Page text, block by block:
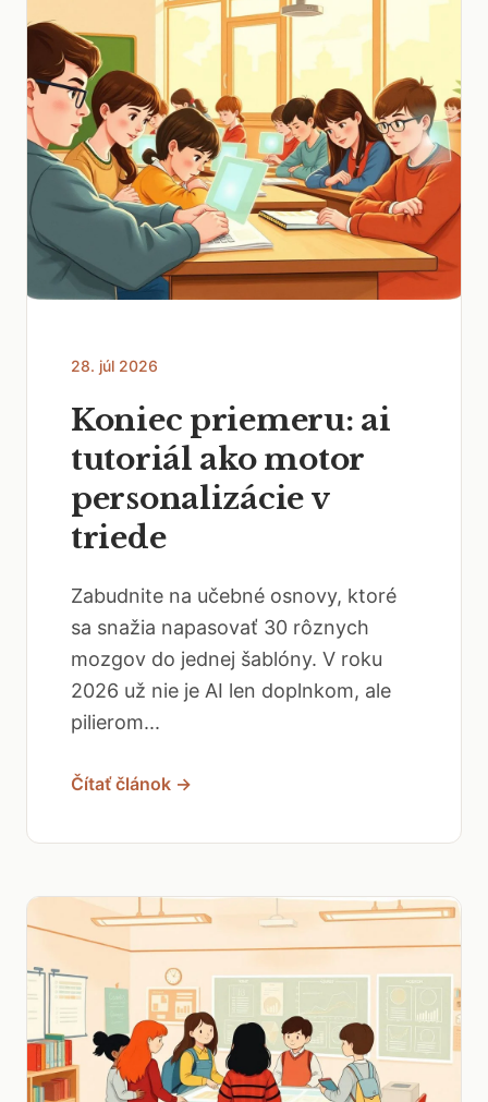
28. júl 2026
Koniec priemeru: ai
tutoriál ako motor
personalizácie v
triede
Zabudnite na učebné osnovy, ktoré
sa snažia napasovať 30 rôznych
mozgov do jednej šablóny. V roku
2026 už nie je AI len doplnkom, ale
pilierom...
Čítať článok →